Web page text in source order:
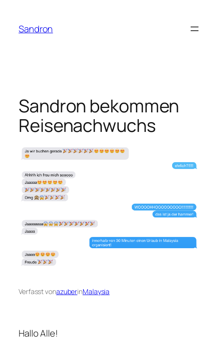
springen
Sandron
Sandron bekommen
Reisenachwuchs
Verfasst vonazuberinMalaysia
Hallo Alle!